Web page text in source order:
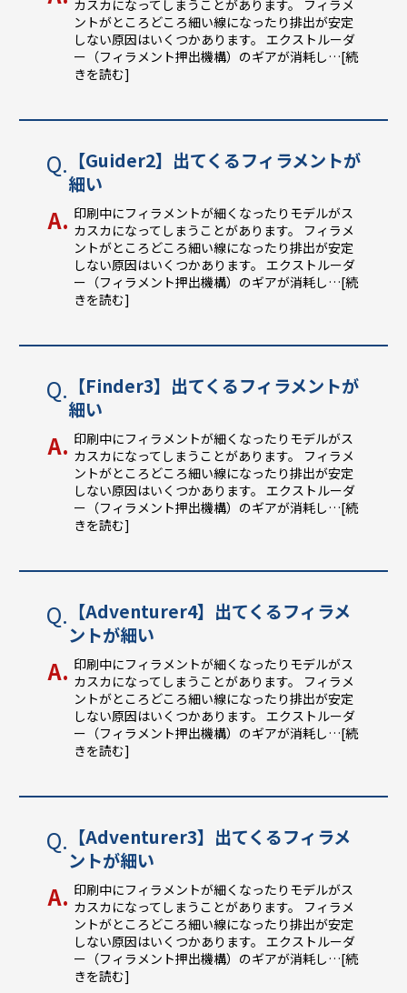
カスカになってしまうことがあります。 フィラメ
ントがところどころ細い線になったり排出が安定
しない原因はいくつかあります。 エクストルーダ
ー（フィラメント押出機構）のギアが消耗し…[続
きを読む]
【Guider2】出てくるフィラメントが
細い
印刷中にフィラメントが細くなったりモデルがス
カスカになってしまうことがあります。 フィラメ
ントがところどころ細い線になったり排出が安定
しない原因はいくつかあります。 エクストルーダ
ー（フィラメント押出機構）のギアが消耗し…[続
きを読む]
【Finder3】出てくるフィラメントが
細い
印刷中にフィラメントが細くなったりモデルがス
カスカになってしまうことがあります。 フィラメ
ントがところどころ細い線になったり排出が安定
しない原因はいくつかあります。 エクストルーダ
ー（フィラメント押出機構）のギアが消耗し…[続
きを読む]
【Adventurer4】出てくるフィラメ
ントが細い
印刷中にフィラメントが細くなったりモデルがス
カスカになってしまうことがあります。 フィラメ
ントがところどころ細い線になったり排出が安定
しない原因はいくつかあります。 エクストルーダ
ー（フィラメント押出機構）のギアが消耗し…[続
きを読む]
【Adventurer3】出てくるフィラメ
ントが細い
印刷中にフィラメントが細くなったりモデルがス
カスカになってしまうことがあります。 フィラメ
ントがところどころ細い線になったり排出が安定
しない原因はいくつかあります。 エクストルーダ
ー（フィラメント押出機構）のギアが消耗し…[続
きを読む]